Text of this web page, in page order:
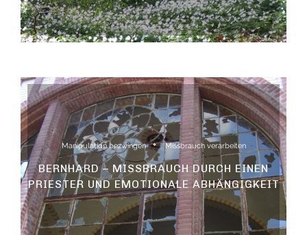
Manipulation bezwingen Missbrauch verarbeiten
BERNHARD – MISSBRAUCH DURCH EINEN
PRIESTER UND EMOTIONALE ABHÄNGIGKEIT